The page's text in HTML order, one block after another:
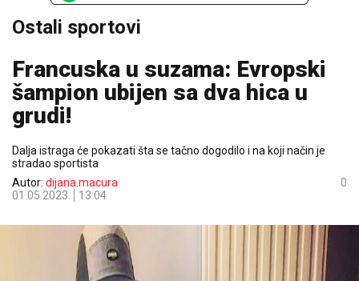
Ostali sportovi
Francuska u suzama: Evropski
šampion ubijen sa dva hica u
grudi!
Dalja istraga će pokazati šta se tačno dogodilo i na koji način je
stradao sportista
Autor: dijana.macura
01.05.2023.
13:04
0